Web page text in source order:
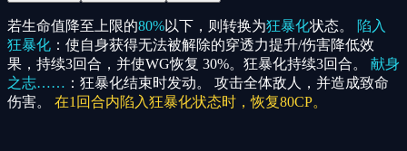
若生命值降至上限的80%以下，则转换为狂暴化状态。
陷入
狂暴化 ：使自身获得无法被解除的穿透力提升/伤害降低效
果，持续3回合，并使WG恢复 30%。狂暴化持续3回合。 献身
之志…… ：狂暴化结束时发动。 攻击全体敌人，并造成致命
伤害。 在1回合内陷入狂暴化状态时，恢复80CP。